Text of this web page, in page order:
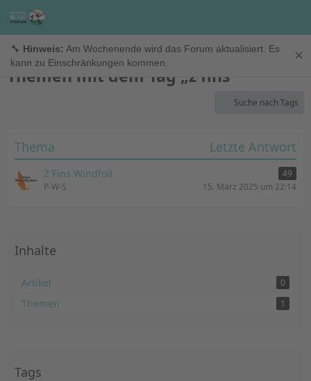
🔧 Hinweis: Am Wochenende wird das Forum aktualisiert. Es
kann zu Einschränkungen kommen.
✕
TimeTo.Surf Forum
Themen mit dem Tag „z fins“
Suche nach Tags
Thema Letzte Antwort
Z Fins Windfoil
49
P-W-S
15. März 2025 um 22:14
Inhalte
Artikel 0
Themen 1
Tags